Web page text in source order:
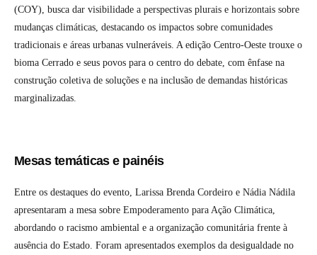
(COY), busca dar visibilidade a perspectivas plurais e horizontais sobre
mudanças climáticas, destacando os impactos sobre comunidades
tradicionais e áreas urbanas vulneráveis. A edição Centro-Oeste trouxe o
bioma Cerrado e seus povos para o centro do debate, com ênfase na
construção coletiva de soluções e na inclusão de demandas históricas
marginalizadas.
Mesas temáticas e painéis
Entre os destaques do evento, Larissa Brenda Cordeiro e Nádia Nádila
apresentaram a mesa sobre Empoderamento para Ação Climática,
abordando o racismo ambiental e a organização comunitária frente à
ausência do Estado. Foram apresentados exemplos da desigualdade no